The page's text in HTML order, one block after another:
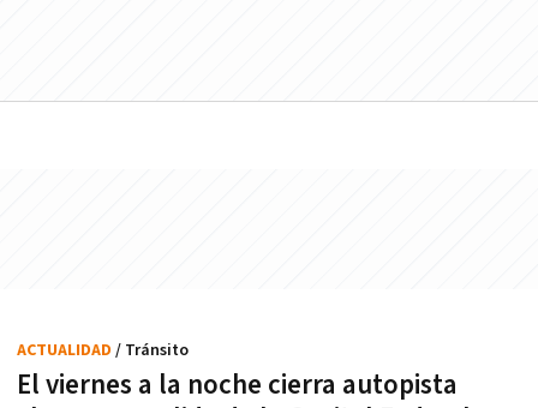
El viernes a la noche cierra autopista
ACTUALIDAD / Tránsito